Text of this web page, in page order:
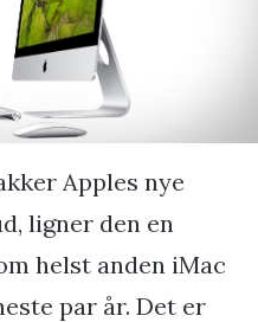
Apples nye
ligner den en
helst anden iMac
par år. Det er